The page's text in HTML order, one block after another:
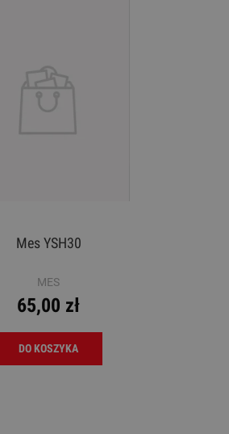
Mes YSH30
MES
65,00 zł
DO KOSZYKA